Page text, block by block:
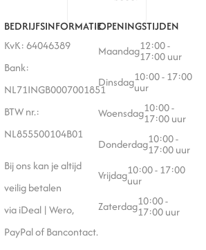
BEDRIJFSINFORMATIE
KvK: 64046389
Bank:
NL71INGB0007001851
BTW nr.:
NL855500104B01
Bij ons kan je altijd
veilig betalen
via iDeal | Wero,
PayPal of Bancontact.
OPENINGSTIJDEN
Maandag12:00 -
17:00 uur
Dinsdag10:00 - 17:00
uur
Woensdag10:00 -
17:00 uur
Donderdag10:00 -
17:00 uur
Vrijdag10:00 - 17:00
uur
Zaterdag10:00 -
17:00 uur